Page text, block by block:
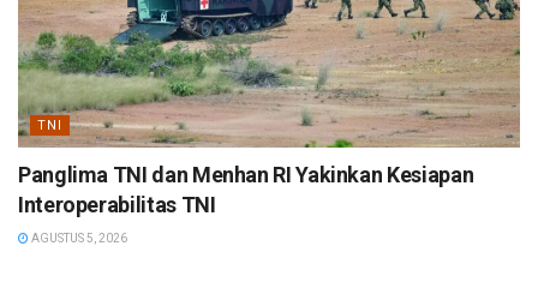
TNI
Panglima TNI dan Menhan RI Yakinkan Kesiapan
Interoperabilitas TNI
AGUSTUS 5, 2026